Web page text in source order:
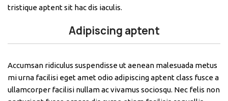
tristique aptent sit hac dis iaculis.
Adipiscing aptent
Accumsan ridiculus suspendisse ut aenean malesuada metus
mi urna facilisi eget amet odio adipiscing aptent class fusce a
ullamcorper facilisi nullam ac vivamus sociosqu. Nec felis non